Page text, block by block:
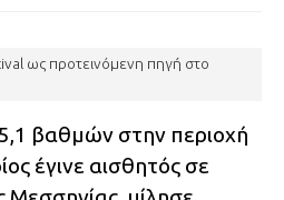
ως προτεινόμενη πηγή στο
βαθμών στην περιοχή
έγινε αισθητός σε